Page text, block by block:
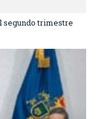
segundo trimestre